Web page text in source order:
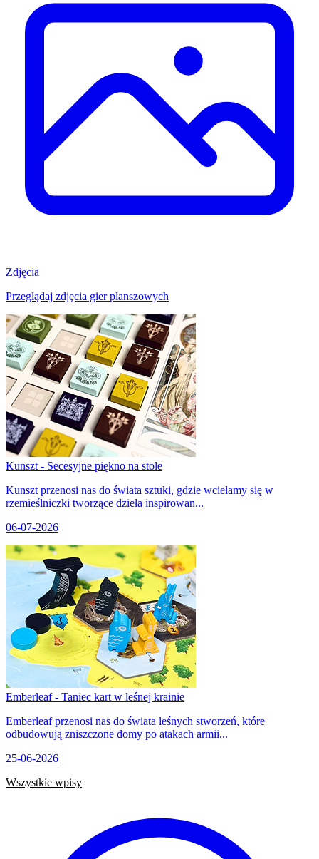
Zdjęcia
Przeglądaj zdjęcia gier planszowych
Kunszt - Secesyjne piękno na stole
Kunszt przenosi nas do świata sztuki, gdzie wcielamy się w
rzemieślniczki tworzące dzieła inspirowan...
06-07-2026
Emberleaf - Taniec kart w leśnej krainie
Emberleaf przenosi nas do świata leśnych stworzeń, które
odbudowują zniszczone domy po atakach armii...
25-06-2026
Wszystkie wpisy